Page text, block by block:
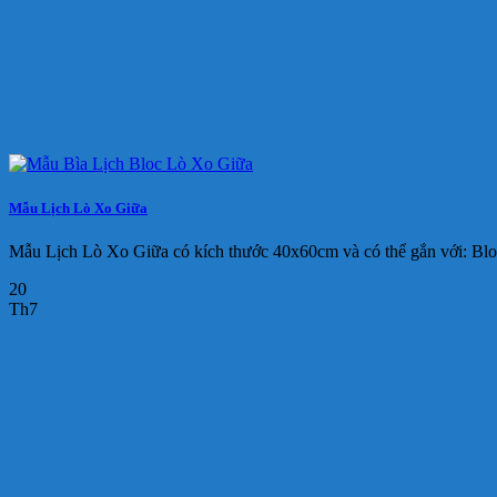
Mẫu Lịch Lò Xo Giữa
Mẫu Lịch Lò Xo Giữa có kích thước 40x60cm và có thể gắn với:
20
Th7